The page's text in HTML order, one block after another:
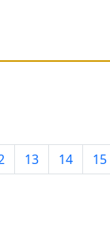
13 14 15